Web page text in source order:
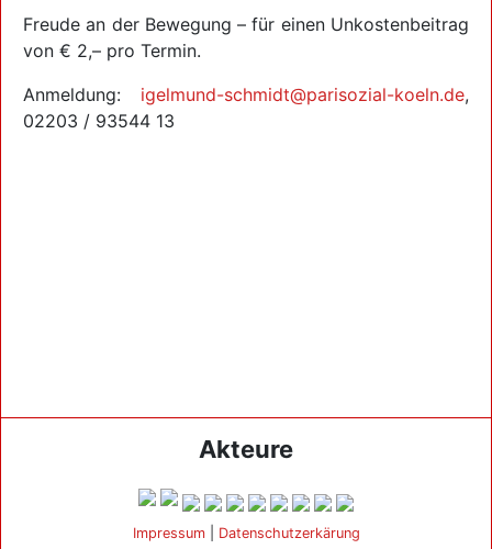
Freude an der Bewegung – für einen Unkostenbeitrag
von € 2,– pro Termin.
Anmeldung: igelmund-schmidt@parisozial-koeln.de,
02203 / 93544 13
Akteure
Impressum| Datenschutzerkärung